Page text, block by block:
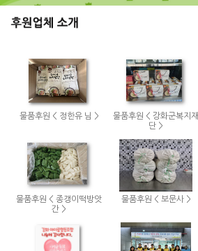
물품후원 < 정한유 님 >
물품후원 < 강화군복지재
단 >
물품후원 < 종갱이떡방앗
간 >
물품후원 < 보문사 >